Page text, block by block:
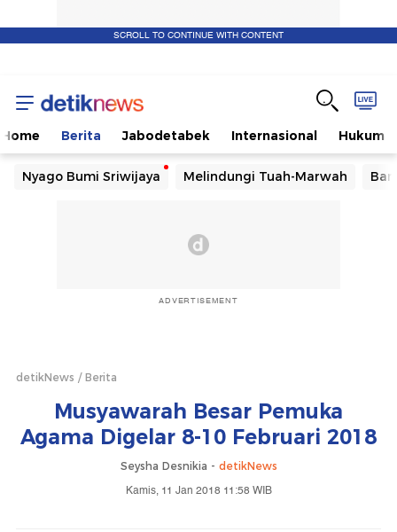
SCROLL TO CONTINUE WITH CONTENT
Home Berita Jabodetabek Internasional Hukum
Nyago Bumi Sriwijaya Melindungi Tuah-Marwah
ADVERTISEMENT
detikNews Berita
Musyawarah Besar Pemuka
Agama Digelar 8-10 Februari 2018
Seysha Desnikia - detikNews
Kamis, 11 Jan 2018 11:58 WIB